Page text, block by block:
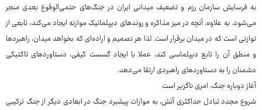
به فرسایش سازمان رزم و تضعیف میدانی ایران در جنگ‌های حتمی‌الوقوع بعدی منجر
می‌شود. به علاوه، آنچه در میز مذاکره و روندهای دیپلماتیک موازنه ایجاد می‌کند، تابعی از
توازنی است که در میدان برقرار است. لذا هر تصمیم و اراده‌ای که بخواهد میدان، راهبردها
و منطق آن را تابع دیپلماسی کند، عملا با ایجاد گسست کیفی، دستاوردهای تاکتیکی
دشمنان را به دستاوردهای راهبردی ارتقا می‌دهد.
آغاز دوباره جنگ، امری ناگزیر است
شروع مجدد تبادل حداکثری آتش، به موازات پیشبرد جنگ در ابعادی دیگر از جنگ ترکیبی